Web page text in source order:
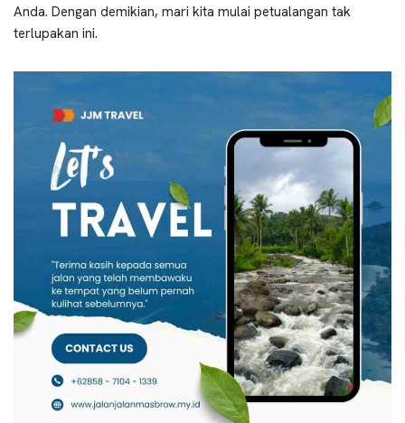
Anda. Dengan demikian, mari kita mulai petualangan tak
terlupakan ini.